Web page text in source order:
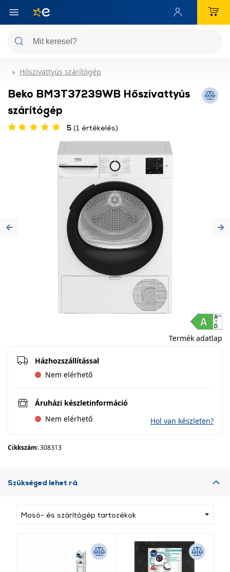
Hőszivattyús szárítógép
Beko BM3T37239WB Hőszivattyús
szárítógép
5 (1 értékelés)
Previous
Termék adatlap
Házhozszállítással
Nem elérhető
Áruházi készletinformáció
Nem elérhető
Hol van készleten?
Cikkszám:308313
Szükséged lehet rá
Mosó- és szárítógép tartozékok